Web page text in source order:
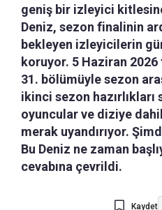
geniş bir izleyici
Deniz, sezon finalinin
bekleyen izleyicilerin
koruyor. 5 Haziran
31. bölümüyle sezon
ikinci sezon hazırlıkları
oyuncular ve diziye
merak uyandırıyor.
Bu Deniz ne zaman
cevabına çevrildi.
Kaydet